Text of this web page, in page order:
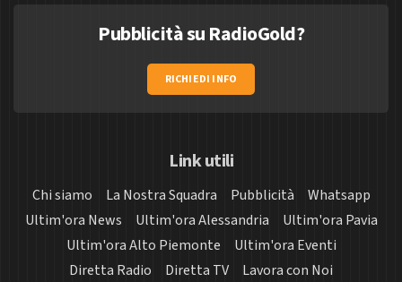
Pubblicità su RadioGold?
RICHIEDI INFO
Link utili
Chi siamo La Nostra Squadra Pubblicità
Whatsapp
Ultim'ora News
Ultim'ora Alessandria
Ultim'ora Pavia
Ultim'ora Alto Piemonte
Ultim'ora Eventi
Diretta Radio
Diretta TV Lavora con Noi